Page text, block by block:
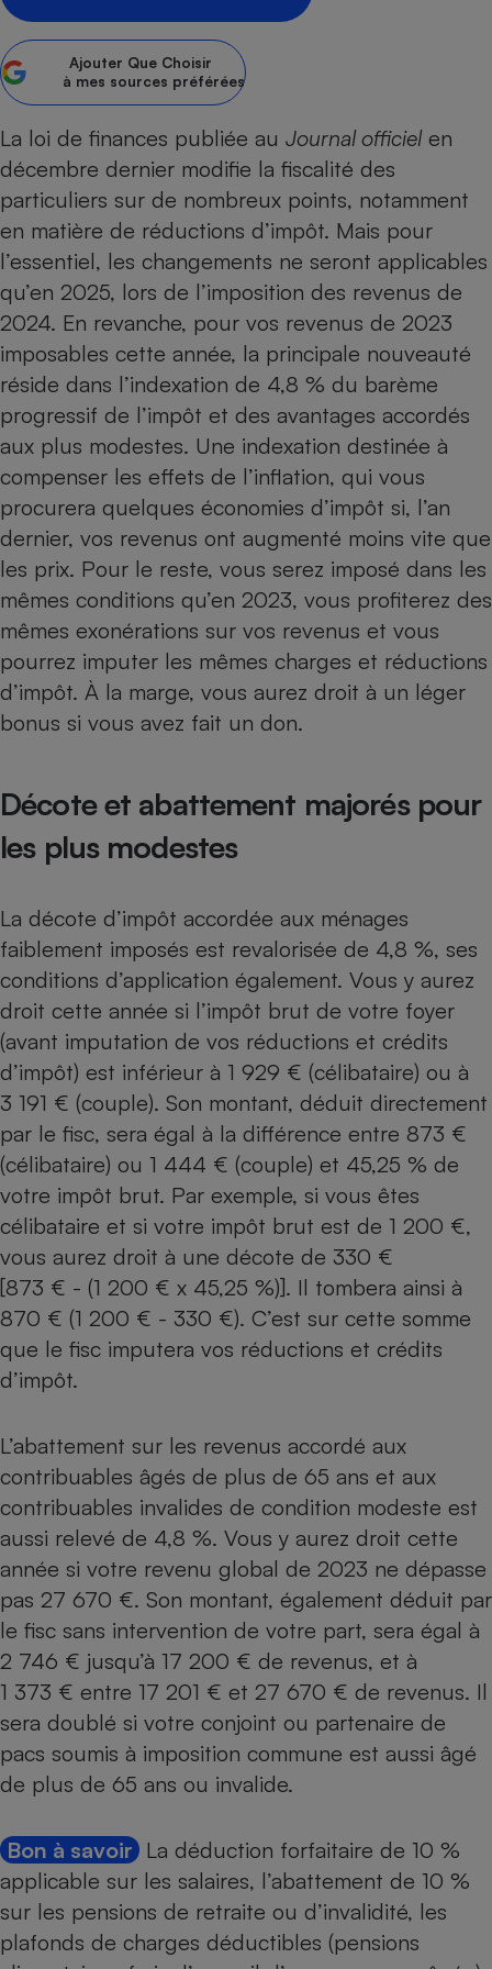
Ajouter Que Choisir
à mes sources préférées
La loi de finances publiée au Journal officielen
décembre dernier modifie la fiscalité des
particuliers sur de nombreux points, notamment
en matière de réductions d’impôt. Mais pour
l’essentiel, les changements ne seront applicables
qu’en 2025, lors de l’imposition des revenus de
2024. En revanche, pour vos revenus de 2023
imposables cette année, la principale nouveauté
réside dans l’indexation de 4,8 % du barème
progressif de l’impôt et des avantages accordés
aux plus modestes. Une indexation destinée à
compenser les effets de l’inflation, qui vous
procurera quelques économies d’impôt si, l’an
dernier, vos revenus ont augmenté moins vite que
les prix. Pour le reste, vous serez imposé dans les
mêmes conditions qu’en 2023, vous profiterez des
mêmes exonérations sur vos revenus et vous
pourrez imputer les mêmes charges et réductions
d’impôt. À la marge, vous aurez droit à un léger
bonus si vous avez fait un don.
Décote et abattement majorés pour
les plus modestes
La décote d’impôt accordée aux ménages
faiblement imposés est revalorisée de 4,8 %, ses
conditions d’application également. Vous y aurez
droit cette année si l’impôt brut de votre foyer
(avant imputation de vos réductions et crédits
d’impôt) est inférieur à 1 929 € (célibataire) ou à
3 191 € (couple). Son montant, déduit directement
par le fisc, sera égal à la différence entre 873 €
(célibataire) ou 1 444 € (couple) et 45,25 % de
votre impôt brut. Par exemple, si vous êtes
célibataire et si votre impôt brut est de 1 200 €,
vous aurez droit à une décote de 330 €
[873 € - (1 200 € x 45,25 %)]. Il tombera ainsi à
870 € (1 200 € - 330 €). C’est sur cette somme
que le fisc imputera vos réductions et crédits
d’impôt.
L’abattement sur les revenus accordé aux
contribuables âgés de plus de 65 ans et aux
contribuables invalides de condition modeste est
aussi relevé de 4,8 %. Vous y aurez droit cette
année si votre revenu global de 2023 ne dépasse
pas 27 670 €. Son montant, également déduit par
le fisc sans intervention de votre part, sera égal à
2 746 € jusqu’à 17 200 € de revenus, et à
1 373 € entre 17 201 € et 27 670 € de revenus. Il
sera doublé si votre conjoint ou partenaire de
pacs soumis à imposition commune est aussi âgé
de plus de 65 ans ou invalide.
Bon à savoir La déduction forfaitaire de 10 %
applicable sur les salaires, l’abattement de 10 %
sur les pensions de retraite ou d’invalidité, les
plafonds de charges déductibles (pensions
bouteille
Banque
Lave-linge
Plaque de cuisson à
induction
Ventilateur
Cafetière à expressos
Téléviseur
Téléphone mobile -
Smartphone
Matelas
Radiateur électrique
Climatiseur -
Ventilateur
Antimoustique